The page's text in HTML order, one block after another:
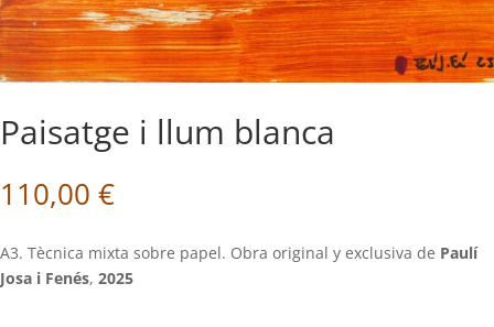
Paisatge i llum blanca
110,00 €
A3. Tècnica mixta sobre papel. Obra original y exclusiva de Paulí
Josa i Fenés, 2025